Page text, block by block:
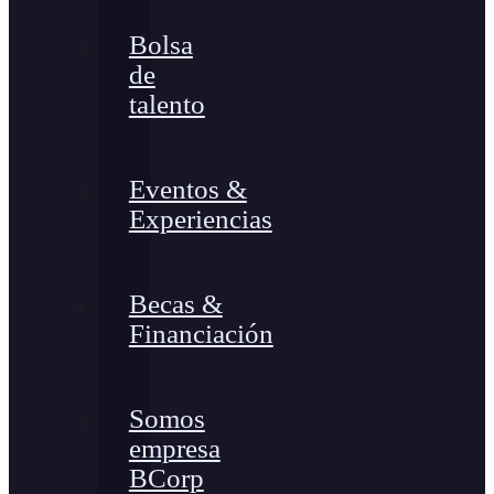
Bolsa
de
talento
Eventos &
Experiencias
Becas &
Financiación
Somos
empresa
BCorp